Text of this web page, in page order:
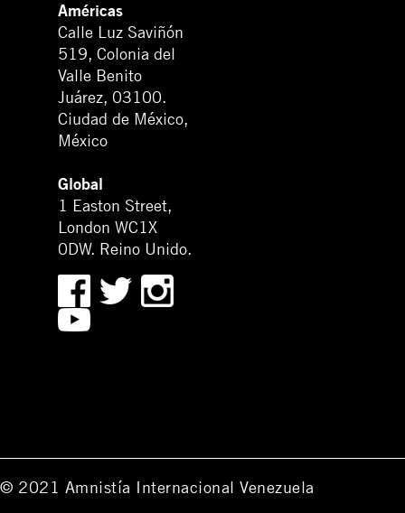
Américas
Calle Luz Saviñón
519, Colonia del
Valle Benito
Juárez, 03100.
Ciudad de México,
México
Global
1 Easton Street,
London WC1X
0DW. Reino Unido.
© 2021 Amnistía Internacional Venezuela